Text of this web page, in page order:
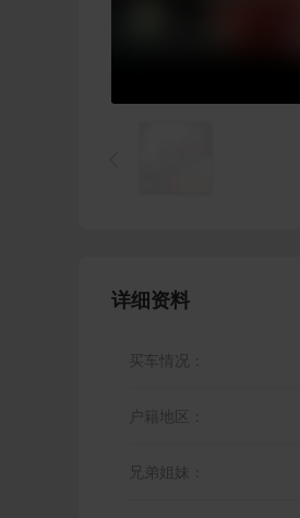
详细资料
买车情况：
户籍地区：
兄弟姐妹：